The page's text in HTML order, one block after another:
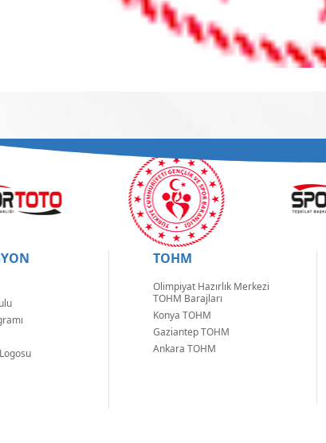
TOHM
Olimpiyat Hazırlık Merkezi
TOHM Barajları
Konya TOHM
Gaziantep TOHM
Ankara TOHM